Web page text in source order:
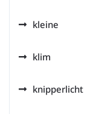
kleine
klim
knipperlicht